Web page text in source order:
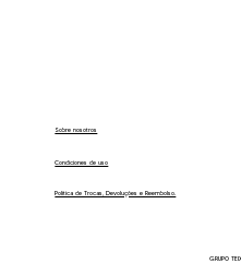
Sobre nosotros
Condiciones de uso
Política de Trocas, Devoluções e Reembolso.
GRUPO